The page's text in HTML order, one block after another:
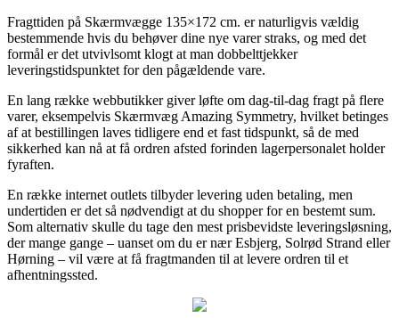
Fragttiden på Skærmvægge 135×172 cm. er naturligvis vældig
bestemmende hvis du behøver dine nye varer straks, og med det
formål er det utvivlsomt klogt at man dobbelttjekker
leveringstidspunktet for den pågældende vare.
En lang række webbutikker giver løfte om dag-til-dag fragt på flere
varer, eksempelvis Skærmvæg Amazing Symmetry, hvilket betinges
af at bestillingen laves tidligere end et fast tidspunkt, så de med
sikkerhed kan nå at få ordren afsted forinden lagerpersonalet holder
fyraften.
En række internet outlets tilbyder levering uden betaling, men
undertiden er det så nødvendigt at du shopper for en bestemt sum.
Som alternativ skulle du tage den mest prisbevidste leveringsløsning,
der mange gange – uanset om du er nær Esbjerg, Solrød Strand eller
Hørning – vil være at få fragtmanden til at levere ordren til et
afhentningssted.